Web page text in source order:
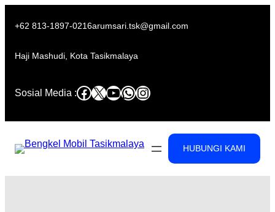
+62 813-1897-0216arumsari.tsk@gmail.com
Haji Mashudi, Kota Tasikmalaya
Sosial Media :Facebook
X YouTube
WhatsApp
Instagram
HUBUNGI KAMI